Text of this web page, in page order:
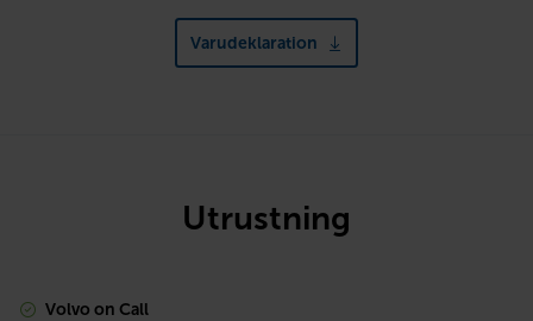
Varudeklaration
Utrustning
Volvo on Call